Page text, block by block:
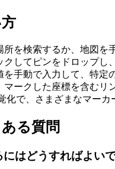
を検索するか、地図を
してピンをドロップし
手動で入力して、特定
マークした座標を含むリ
化で、さまざまなマーカ
る質問
はどうすればよい